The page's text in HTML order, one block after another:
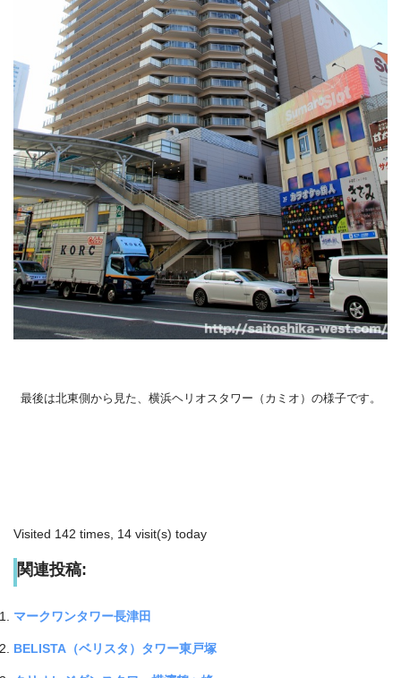
最後は北東側から見た、横浜ヘリオスタワー（カミオ）の様子です。
Visited 142 times, 14 visit(s) today
関連投稿:
マークワンタワー長津田
BELISTA（ベリスタ）タワー東戸塚